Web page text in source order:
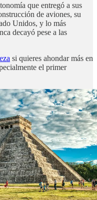
que entregó a sus
de aviones, su
Unidos, y lo más
decayó pese a las
si quieres ahondar más en
el primer